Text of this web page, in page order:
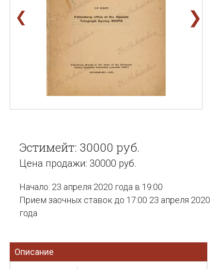
❮ ❯
Эстимейт: 30000 руб.
Цена продажи: 30000 руб.
Начало: 23 апреля 2020 года в 19:00
Прием заочных ставок до 17:00 23 апреля 2020
года
Описание